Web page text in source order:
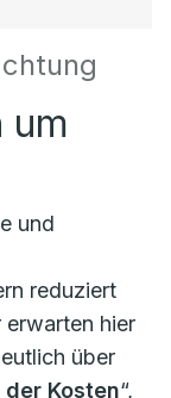
um
und
reduziert
erwarten hier
über
Kosten“,